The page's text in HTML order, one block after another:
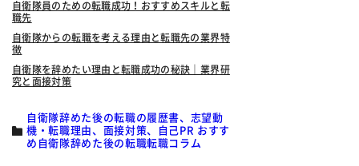
自衛隊員のための転職成功！おすすめスキルと転
職先
自衛隊からの転職を考える理由と転職先の業界特
徴
自衛隊を辞めたい理由と転職成功の秘訣｜業界研
究と面接対策
自衛隊辞めた後の転職の履歴書、志望動
機・転職理由、面接対策、自己PR おすす
め自衛隊辞めた後の転職転職コラム